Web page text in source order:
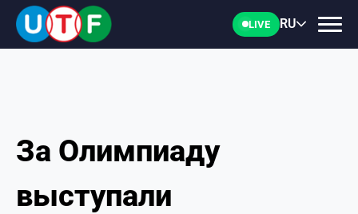
LIVE RU
ГЛАВНАЯ
ФТУ
За Олимпиаду
выступали